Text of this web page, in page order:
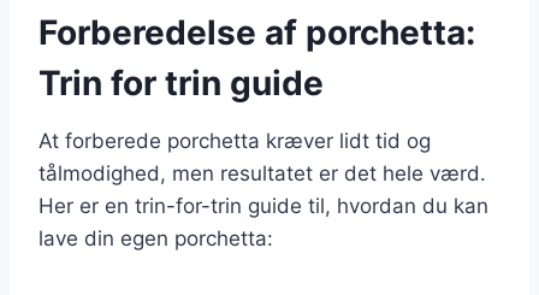
Forberedelse af porchetta:
Trin for trin guide
At forberede porchetta kræver lidt tid og
tålmodighed, men resultatet er det hele værd.
Her er en trin-for-trin guide til, hvordan du kan
lave din egen porchetta: